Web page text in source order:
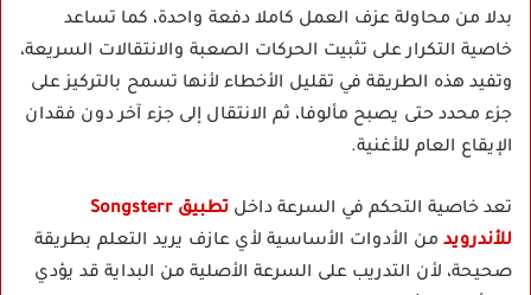
بدلا من محاولة عزف العمل كاملا دفعة واحدة، كما تساعد
خاصية التكرار على تثبيت الحركات الصعبة والانتقالات السريعة،
وتفيد هذه الطريقة في تقليل الأخطاء لأنها تسمح بالتركيز على
جزء محدد حتى يصبح مألوفا، ثم الانتقال إلى جزء آخر دون فقدان
الإيقاع العام للأغنية.
تعد خاصية التحكم في السرعة داخل
تطبيق Songsterr
للأندرويد من الأدوات الأساسية لأي عازف يريد التعلم بطريقة
صحيحة، لأن التدريب على السرعة الأصلية من البداية قد يؤدي